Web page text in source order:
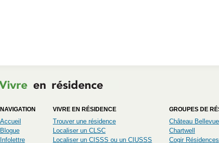
NAVIGATION
Accueil
Blogue
Infolettre
VIVRE EN RÉSIDENCE
Trouver une résidence
Localiser un CLSC
Localiser un CISSS ou un CIUSSS
GROUPES DE
Château Bellevue
Chartwell
Cogir Résidences